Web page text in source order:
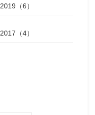
2019（6）
2017（4）